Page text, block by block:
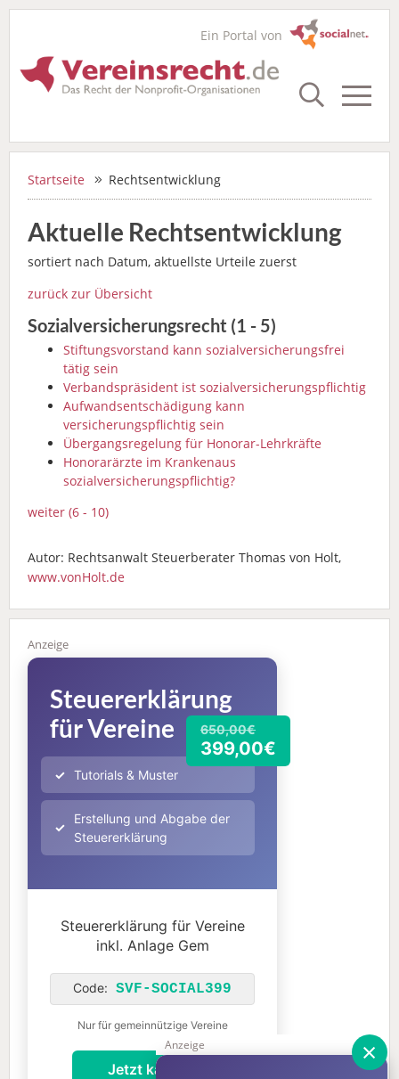
×
Anzeige
Ein Portal von
Startseite Rechts­entwicklung
Aktuelle Rechtsentwicklung
sortiert nach Datum, aktuellste Urteile zuerst
zurück zur Übersicht
Sozialversicherungsrecht (1 - 5)
Stiftungsvorstand kann sozialversicherungsfrei
tätig sein
Verbandspräsident ist sozialversicherungspflichtig
Aufwandsentschädigung kann
versicherungspflichtig sein
Übergangsregelung für Honorar-Lehrkräfte
Honorarärzte im Krankenaus
sozialversicherungspflichtig?
weiter (6 - 10)
Autor: Rechtsanwalt Steuerberater Thomas von Holt,
www.vonHolt.de
650,00€
399,00€
Steuererklärung
für Vereine
Tutorials & Muster
Erstellung und Abgabe der
Steuererklärung
Steuererklärung für Vereine
inkl. Anlage Gem
Code: SVF-SOCIAL399
Nur für gemeinnützige Vereine
Jetzt kaufen!